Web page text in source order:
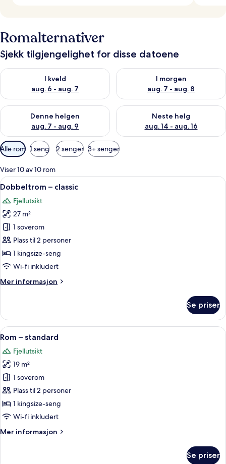
Romalternativer
Sjekk tilgjengelighet for disse datoene
I kveld
aug. 6 - aug. 7
Sjekk tilgjengelighet for i kveld, aug. 6 - aug. 7
I morgen
aug. 7 - aug. 8
Sjekk tilgjengelighet for i
Denne helgen
aug. 7 - aug. 9
Sjekk tilgjengelighet for denne helgen, aug. 7 - aug. 9
Neste helg
aug. 14 - aug. 16
Sjekk tilgjengelighet for neste
Tilgjengelige
filtre
for
rom
Alle rom 1 seng 2 senger 3+ senger
Viser 10 av 10 rom
Åpne
alle
bildene
av
Dobbeltrom
–
classic
Dobbeltrom – classic | Sengetøy av
3
Dobbeltrom – classic
Fjellutsikt
27 m²
1 soverom
Plass til 2 personer
1 kingsize-seng
Wi-fi inkludert
Mer informasjon
Mer
–
classic
Se priser
Åpne
alle
bildene
av
Rom
–
standard
Rom – standard | Sengetøy av topp
4
Rom – standard
Fjellutsikt
19 m²
1 soverom
Plass til 2 personer
1 kingsize-seng
Wi-fi inkludert
Mer informasjon
Mer
Se priser